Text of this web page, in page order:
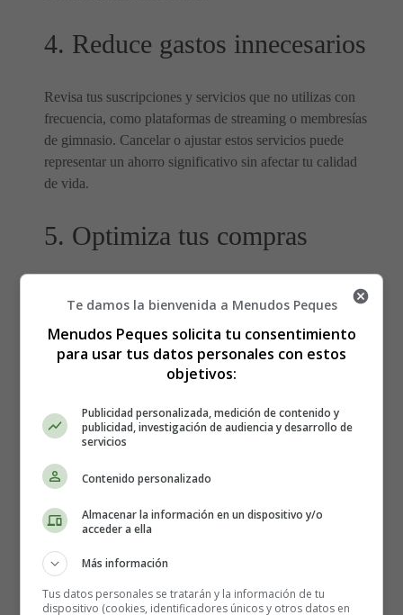
4. Reduce gastos innecesarios
Revisa tus suscripciones y servicios que no utilizas con
frecuencia, como plataformas de streaming o membresías
de gimnasio. Cancelar o ajustar estos servicios puede
representar un ahorro significativo sin afectar tu calidad
de vida.
5. Optimiza tus compras
Antes de realizar una compra, compara precios y busca
ofertas o descuentos. Aprovecha promociones y
considera la compra al por mayor de productos que usas
regularmente. Esta práctica te permitirá ahorrar sin
renunciar a los productos que necesitas.
6. Cocina en casa
Preparar tus propias comidas es más económico y
semanales, haz una lista de compras y disfruta de la
sobre los ingredientes y la calidad de tus alimentos.
Te damos la bienvenida a Menudos Peques
Menudos Peques solicita tu consentimiento
para usar tus datos personales con estos
objetivos:
Publicidad personalizada, medición de contenido y
publicidad, investigación de audiencia y desarrollo de
servicios
Contenido personalizado
Almacenar la información en un dispositivo y/o
acceder a ella
Más información
Tus datos personales se tratarán y la información de tu
dispositivo (cookies, identificadores únicos y otros datos en